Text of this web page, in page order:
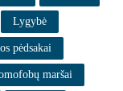
Lygybė
pėdsakai
maršai